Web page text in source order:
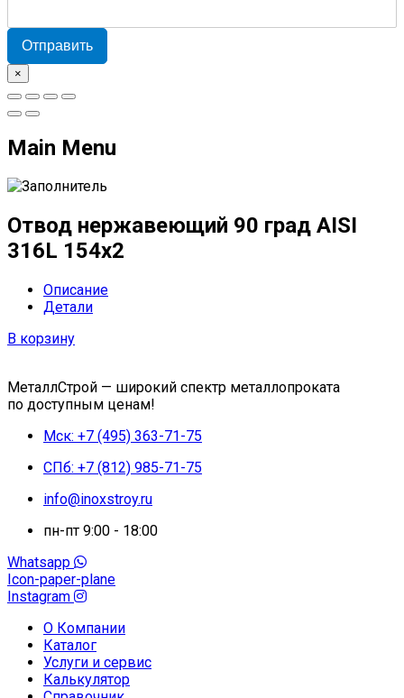
Отправить
×
Main Menu
Отвод нержавеющий 90 град AISI
316L 154х2
Описание
Детали
В корзину
МеталлСтрой — широкий спектр металлопроката
по доступным ценам!
Мск: +7 (495) 363-71-75
СПб: +7 (812) 985-71-75
info@inoxstroy.ru
пн-пт 9:00 - 18:00
Whatsapp
Icon-paper-plane
Instagram
О Компании
Каталог
Услуги и сервис
Калькулятор